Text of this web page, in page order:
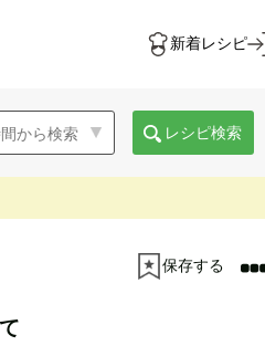
新着レシピ
レシピ検索
保存する